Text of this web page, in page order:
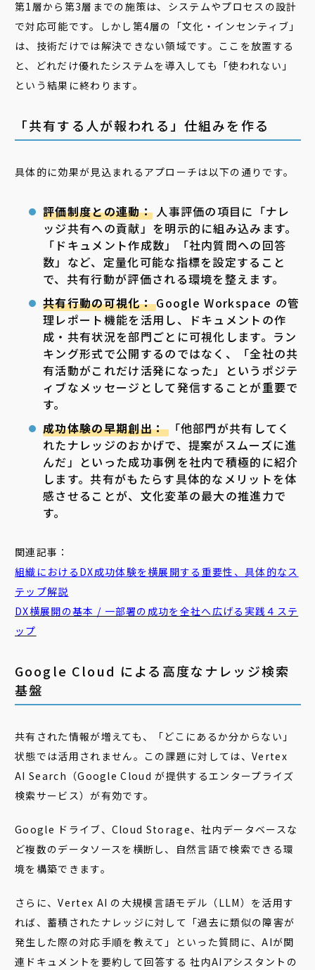
第1層から第3層までの施策は、システムやプロセスの設計
で対応可能です。しかし第4層の「文化・インセンティブ」
は、技術だけでは解決できない領域です。ここを放置する
と、どれだけ優れたシステムを導入しても「使われない」
という結果に終わります。
「共有する人が報われる」仕組みを作る
具体的に効果が見込まれるアプローチは以下の通りです。
評価制度との連動：人事評価の項目に「ナレ
ッジ共有への貢献」を明示的に組み込みます。
「ドキュメント作成数」「社内質問への回答
数」など、定量化可能な指標を設定すること
で、共有行動が評価される環境を整えます。
共有行動の可視化：Google Workspace の管
理レポート機能を活用し、ドキュメントの作
成・共有状況を部門ごとに可視化します。ラン
キング形式で公開するのではなく、「全社の共
有活動がこれだけ活発になった」というポジテ
ィブなメッセージとして発信することが重要で
す。
成功体験の早期創出：「他部門が共有してく
れたナレッジのおかげで、提案がスムーズに進
んだ」といった成功事例を社内で積極的に紹介
します。共有がもたらす具体的なメリットを体
感させることが、文化変革の最大の推進力で
す。
関連記事：
組織におけるDX成功体験を横展開する重要性、具体的なス
テップ解説
DX横展開の基本 / 一部署の成功を全社へ広げる実践４ステ
ップ
Google Cloud による高度なナレッジ検索
基盤
共有された情報が増えても、「どこにあるか分からない」
状態では活用されません。この課題に対しては、Vertex
AI Search（Google Cloud が提供するエンタープライズ
検索サービス）が有効です。
Google ドライブ、Cloud Storage、社内データベースな
ど複数のデータソースを横断し、自然言語で検索できる環
境を構築できます。
さらに、Vertex AI の大規模言語モデル（LLM）を活用す
れば、蓄積されたナレッジに対して「過去に類似の障害が
発生した際の対応手順を教えて」といった質問に、AIが関
連ドキュメントを要約して回答する 社内AIアシスタントの